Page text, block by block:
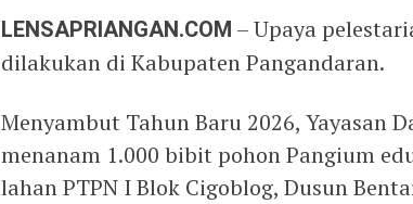
LENSAPRIANGAN.COM – Upaya
dilakukan di Kabupaten Pangandaran.
Menyambut Tahun Baru 2026, Yayasan
menanam 1.000 bibit pohon Pangium
lahan PTPN I Blok Cigoblog, Dusun